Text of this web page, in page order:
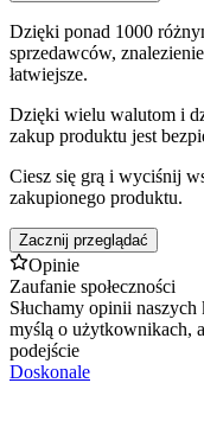
Dzięki ponad 1000
sprzedawców,
łatwiejsze.
Dzięki wielu walutom i
zakup produktu jest
Ciesz się grą i wyciśnij
zakupionego produktu.
Zacznij przeglądać
Opinie
Zaufanie społeczności
Słuchamy opinii
myślą o użytkownikach,
podejście
Doskonale